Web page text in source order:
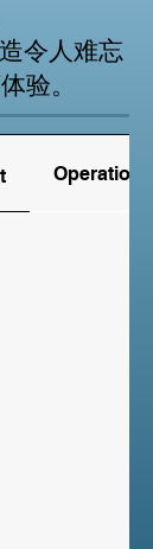
造令人难忘
验。